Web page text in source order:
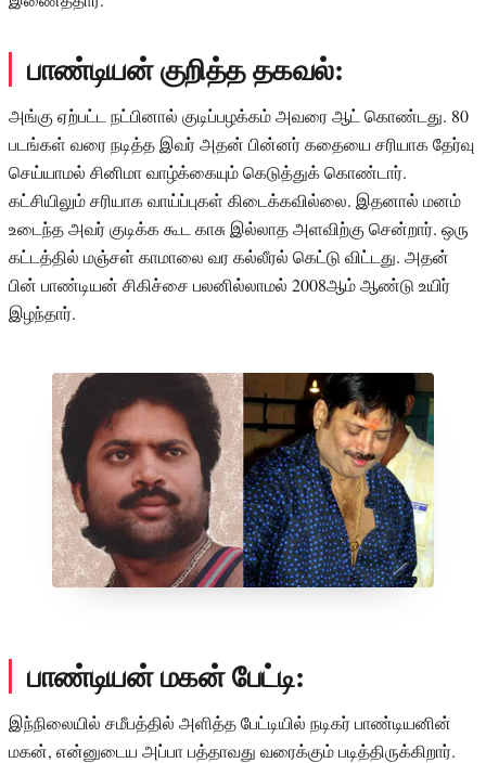
பாண்டியன் குறித்த தகவல்:
அங்கு ஏற்பட்ட நட்பினால் குடிப்பழக்கம் அவரை ஆட் கொண்டது. 80
படங்கள் வரை நடித்த இவர் அதன் பின்னர் கதையை சரியாக தேர்வு
செய்யாமல் சினிமா வாழ்க்கையும் கெடுத்துக் கொண்டார்.
கட்சியிலும் சரியாக வாய்ப்புகள் கிடைக்கவில்லை. இதனால் மனம்
உடைந்த அவர் குடிக்க கூட காசு இல்லாத அளவிற்கு சென்றார். ஒரு
கட்டத்தில் மஞ்சள் காமாலை வர கல்லீரல் கெட்டு விட்டது. அதன்
பின் பாண்டியன் சிகிச்சை பலனில்லாமல் 2008ஆம் ஆண்டு உயிர்
இழந்தார்.
பாண்டியன் மகன் பேட்டி:
இந்நிலையில் சமீபத்தில் அளித்த பேட்டியில் நடிகர் பாண்டியனின்
மகன், என்னுடைய அப்பா பத்தாவது வரைக்கும் படித்திருக்கிறார்.